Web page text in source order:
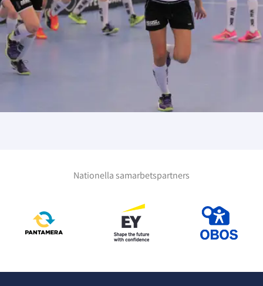
Nationella samarbetspartners